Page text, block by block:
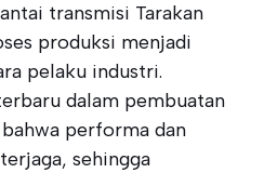
transmisi Tarakan
produksi menjadi
pelaku industri.
dalam pembuatan
performa dan
sehingga